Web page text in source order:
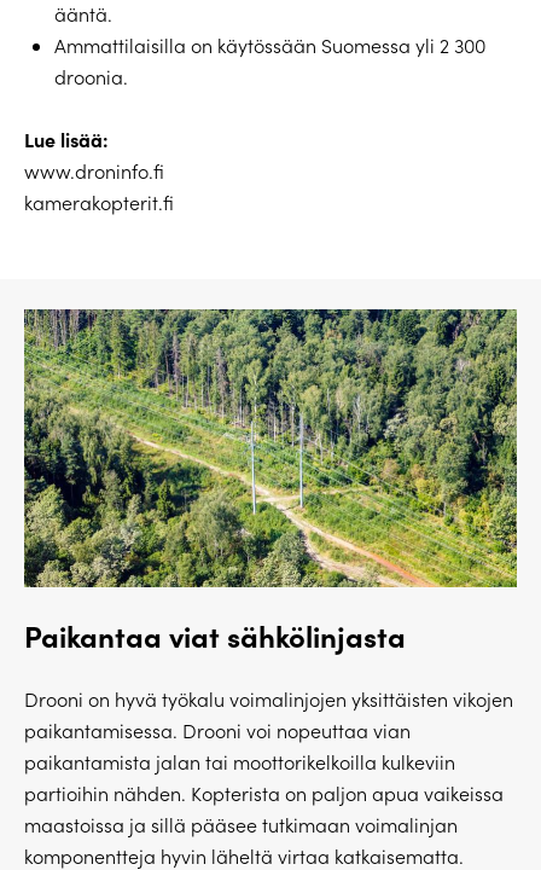
ääntä.
Ammattilaisilla on käytössään Suomessa yli 2 300
droonia.
Lue lisää:
www.droninfo.fi
kamerakopterit.fi
Paikantaa viat sähkölinjasta
Drooni on hyvä työkalu voimalinjojen yksittäisten vikojen
paikantamisessa. Drooni voi nopeuttaa vian
paikantamista jalan tai moottorikelkoilla kulkeviin
partioihin nähden. Kopterista on paljon apua vaikeissa
maastoissa ja sillä pääsee tutkimaan voimalinjan
komponentteja hyvin läheltä virtaa katkaisematta.